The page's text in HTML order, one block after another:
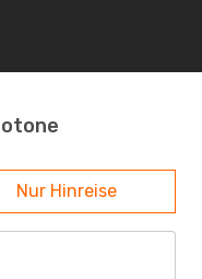
Nur Hinreise